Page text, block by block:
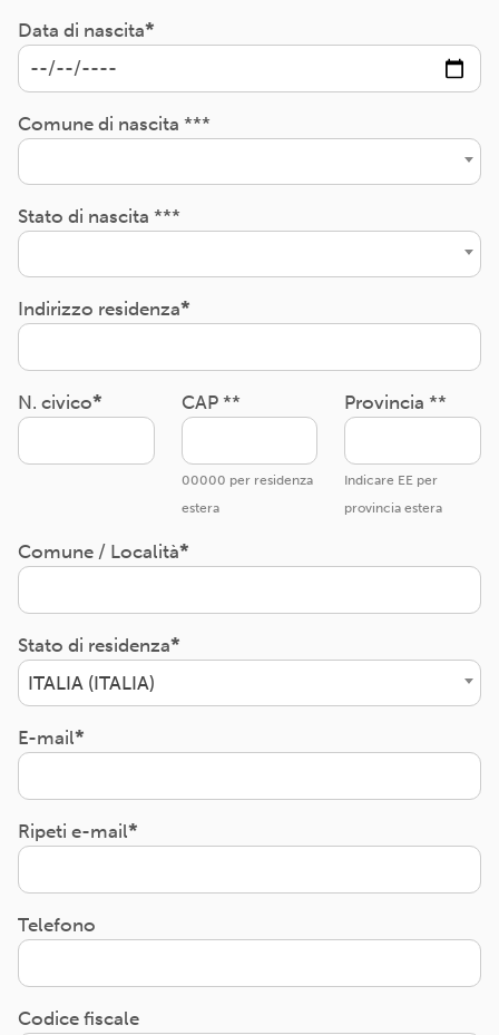
Data di nascita
Comune di nascita ***
Stato di nascita ***
Indirizzo residenza
N. civico CAP **
00000 per residenza
estera
Provincia **
Indicare EE per
provincia estera
Comune / Località
Stato di residenza
ITALIA (ITALIA)
E-mail
Ripeti e-mail
Telefono
Codice fiscale